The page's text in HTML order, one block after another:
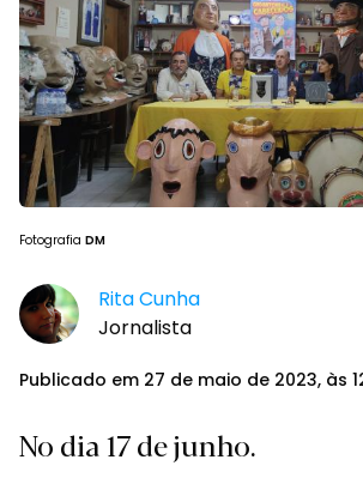
Fotografia DM
Rita Cunha
Jornalista
Publicado em 27 de maio de 2023, às
No dia 17 de junho.